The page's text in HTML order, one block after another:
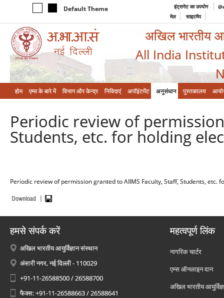
Default Theme इंट्रानेट का उपयोग
मेल
साइटमैप
अखिल भारतीय
All India
होम एम्‍स के बारे में विभाग और केन्‍द्र निविदाएं अपॉइंटमेंट अनुसंधान पुस्तकालय
Periodic review of
Students, etc. for holding
Periodic review of permission granted to AIIMS Faculty, Staff, Students, etc.
हमसे संपर्क करें
अखिल भारतीय आयुर्विज्ञान संस्थान
अंसारी नगर, नई दिल्ली - 110029
+91-11-26588500 / 26588700
फैक्स: +91-11-26588663 / 26588641
महत्वपूर्ण लिंक
नागरिक चार्टर
एम्स ऑनलाइन दान
अखिल भारतीय